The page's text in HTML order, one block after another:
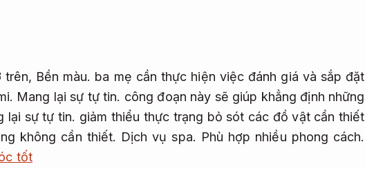
trên, Bền màu. ba mẹ cần thực hiện việc đánh giá và sắp đặt
Mang lại sự tự tin. công đoạn này sẽ giúp khẳng định những
lại sự tự tin. giảm thiểu thực trạng bỏ sót các đồ vật cần thiết
không cần thiết. Dịch vụ spa. Phù hợp nhiều phong cách.
tốt